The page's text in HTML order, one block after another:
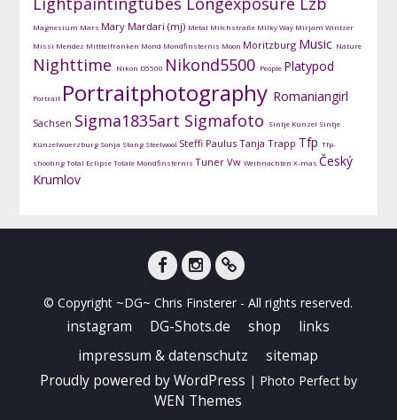
Magnesium Mars Mary Mardari (mj) Metal Milchstraße Milky Way Mirjam Wintzer
Missi Mendez Mitttelfranken Mond Mondfinsternis Moon Moritzburg Music Nature
Nighttime Nikon D5500 Nikond5500 People Platypod
Portrait Portraitphotography Romaniangirl
Sachsen Sigma1835art Sigmafoto Sintje Künzel Sintje
Künzelwuerzburg Sonja Stang Steelwool Steffi Paulus Tanja Trapp Tfp Tfp-
shootingTotal EclipseTotale Mondfinsternis Tuner Vw Weihnachten X-mas Český
Krumlov
© Copyright ~DG~ Chris Finsterer - All rights reserved.
instagram DG-Shots.de shop
links
impressum & datenschutz
sitemap
Proudly powered by WordPress | Photo Perfect by
WEN Themes